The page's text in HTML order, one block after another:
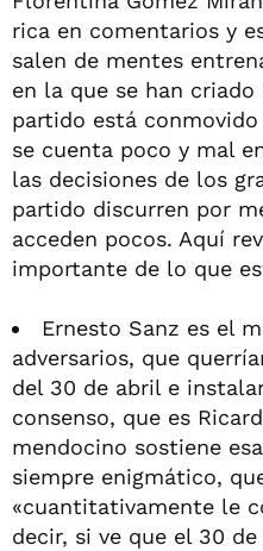
rica en comentarios y
salen de mentes
en la que se han criado
partido está
se cuenta poco y mal
las decisiones de los
partido discurren por
acceden pocos. Aquí
importante de lo que
Ernesto Sanz es el
adversarios, que
del 30 de abril e
consenso, que es
mendocino sostiene
siempre enigmático,
«cuantitativamente le
decir, si ve que el 30